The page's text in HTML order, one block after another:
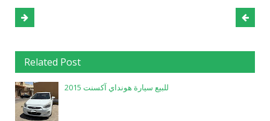
Related Post
للبيع سيارة هونداي آكسنت 2015